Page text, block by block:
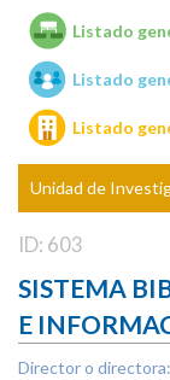
Listado
Listado
Listado
Unidad de
ID: 603
SISTEMA
E
Director o directora: